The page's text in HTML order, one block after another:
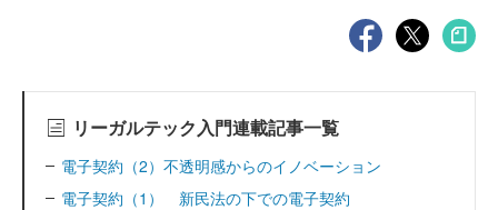
リーガルテック入門連載記事一覧
電子契約（2）不透明感からのイノベーション
電子契約（1） 新民法の下での電子契約